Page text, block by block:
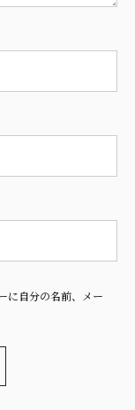
に自分の名前、メー